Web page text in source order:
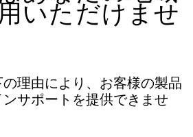
いただけませ
理由により、お客様の製品
サポートを提供できませ